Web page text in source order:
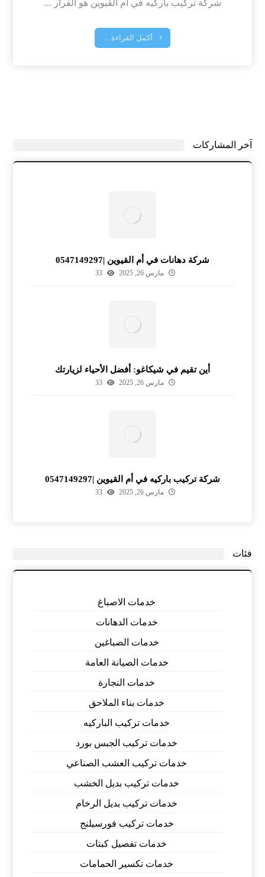
شركة تركيب باركيه في أم القيوين هو القرار ...
أكمل القراءة ...
آخر المشاركات
شركة دهانات في أم القيوين |0547149297
مارس 26, 2025 33
أين تقيم في شيكاغو: أفضل الأحياء لزيارتك
مارس 26, 2025 33
شركة تركيب باركيه في أم القيوين |0547149297
مارس 26, 2025 33
فئات
خدمات الاصباغ
خدمات الدهانات
خدمات الصباغين
خدمات الصيانة العامة
خدمات النجارة
خدمات بناء الملاحق
خدمات تركيب الباركيه
خدمات تركيب الجبس بورد
خدمات تركيب العشب الصناعي
خدمات تركيب بديل الخشب
خدمات تركيب بديل الرخام
خدمات تركيب فورسيلنج
خدمات تفصيل كبتات
خدمات تكسير الحمامات